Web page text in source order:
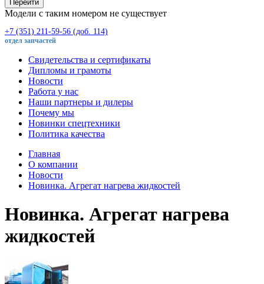
Перейти
Модели с таким номером не существует
+7 (351) 211-59-56 (доб. 114)
отдел запчастей
Свидетельства и сертификаты
Дипломы и грамоты
Новости
Работа у нас
Наши партнеры и дилеры
Почему мы
Новинки спецтехники
Политика качества
Главная
О компании
Новости
Новинка. Агрегат нагрева жидкостей
Новинка. Агрегат нагрева
жидкостей